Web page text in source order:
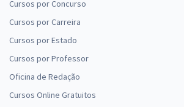
Cursos por Concurso
Cursos por Carreira
Cursos por Estado
Cursos por Professor
Oficina de Redação
Cursos Online Gratuitos